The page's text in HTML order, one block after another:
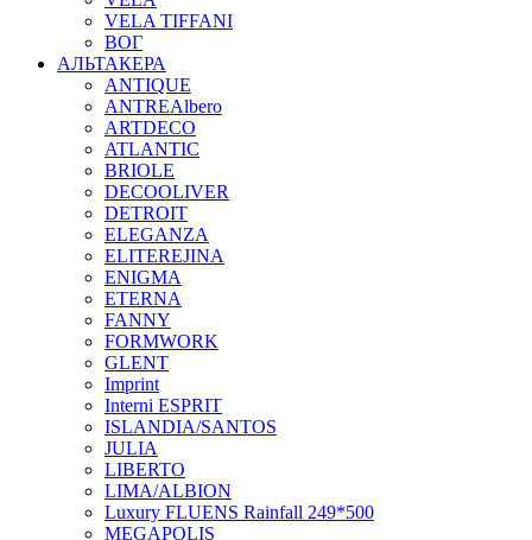
VELA TIFFANI
ВОГ
АЛЬТАКЕРА
ANTIQUE
ANTREAlbero
ARTDECO
ATLANTIC
BRIOLE
DECOOLIVER
DETROIT
ELEGANZA
ELITEREJINA
ENIGMA
ETERNA
FANNY
FORMWORK
GLENT
Imprint
Interni ESPRIT
ISLANDIA/SANTOS
JULIA
LIBERTO
LIMA/ALBION
Luxury FLUENS Rainfall 249*500
MEGAPOLIS